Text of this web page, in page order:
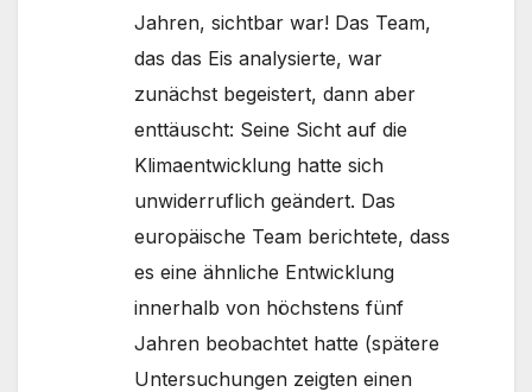
Jahren, sichtbar war! Das Team,
das das Eis analysierte, war
zunächst begeistert, dann aber
enttäuscht: Seine Sicht auf die
Klimaentwicklung hatte sich
unwiderruflich geändert. Das
europäische Team berichtete, dass
es eine ähnliche Entwicklung
innerhalb von höchstens fünf
Jahren beobachtet hatte (spätere
Untersuchungen zeigten einen